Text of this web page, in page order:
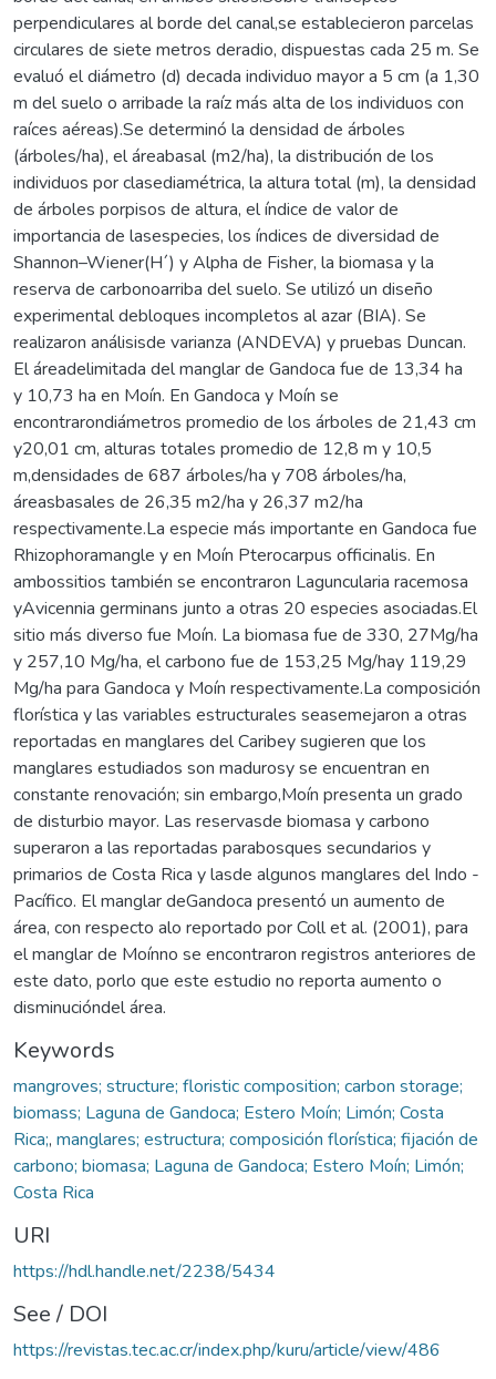
perpendiculares al borde del canal,se establecieron parcelas
circulares de siete metros deradio, dispuestas cada 25 m. Se
evaluó el diámetro (d) decada individuo mayor a 5 cm (a 1,30
m del suelo o arribade la raíz más alta de los individuos con
raíces aéreas).Se determinó la densidad de árboles
(árboles/ha), el áreabasal (m2/ha), la distribución de los
individuos por clasediamétrica, la altura total (m), la densidad
de árboles porpisos de altura, el índice de valor de
importancia de lasespecies, los índices de diversidad de
Shannon–Wiener(H´) y Alpha de Fisher, la biomasa y la
reserva de carbonoarriba del suelo. Se utilizó un diseño
experimental debloques incompletos al azar (BIA). Se
realizaron análisisde varianza (ANDEVA) y pruebas Duncan.
El áreadelimitada del manglar de Gandoca fue de 13,34 ha
y 10,73 ha en Moín. En Gandoca y Moín se
encontrarondiámetros promedio de los árboles de 21,43 cm
y20,01 cm, alturas totales promedio de 12,8 m y 10,5
m,densidades de 687 árboles/ha y 708 árboles/ha,
áreasbasales de 26,35 m2/ha y 26,37 m2/ha
respectivamente.La especie más importante en Gandoca fue
Rhizophoramangle y en Moín Pterocarpus officinalis. En
ambossitios también se encontraron Laguncularia racemosa
yAvicennia germinans junto a otras 20 especies asociadas.El
sitio más diverso fue Moín. La biomasa fue de 330, 27Mg/ha
y 257,10 Mg/ha, el carbono fue de 153,25 Mg/hay 119,29
Mg/ha para Gandoca y Moín respectivamente.La composición
florística y las variables estructurales seasemejaron a otras
reportadas en manglares del Caribey sugieren que los
manglares estudiados son madurosy se encuentran en
constante renovación; sin embargo,Moín presenta un grado
de disturbio mayor. Las reservasde biomasa y carbono
superaron a las reportadas parabosques secundarios y
primarios de Costa Rica y lasde algunos manglares del Indo -
Pacífico. El manglar deGandoca presentó un aumento de
área, con respecto alo reportado por Coll et al. (2001), para
el manglar de Moínno se encontraron registros anteriores de
este dato, porlo que este estudio no reporta aumento o
disminucióndel área.
Keywords
mangroves; structure; floristic composition; carbon storage;
biomass; Laguna de Gandoca; Estero Moín; Limón; Costa
Rica;, manglares; estructura; composición florística; fijación de
carbono; biomasa; Laguna de Gandoca; Estero Moín; Limón;
Costa Rica
URI
https://hdl.handle.net/2238/5434
See / DOI
https://revistas.tec.ac.cr/index.php/kuru/article/view/486